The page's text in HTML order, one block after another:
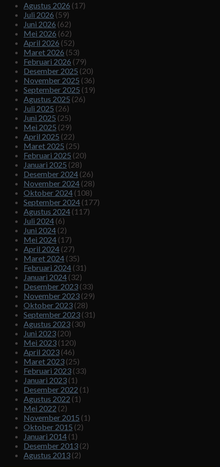
Agustus 2026 (17)
Juli 2026 (59)
Juni 2026 (62)
Mei 2026 (62)
April 2026 (52)
Maret 2026 (53)
Februari 2026 (79)
Desember 2025 (20)
November 2025 (36)
September 2025 (19)
Agustus 2025 (26)
Juli 2025 (26)
Juni 2025 (25)
Mei 2025 (29)
April 2025 (22)
Maret 2025 (25)
Februari 2025 (20)
Januari 2025 (28)
Desember 2024 (26)
November 2024 (28)
Oktober 2024 (108)
September 2024 (177)
Agustus 2024 (117)
Juli 2024 (6)
Juni 2024 (2)
Mei 2024 (17)
April 2024 (27)
Maret 2024 (35)
Februari 2024 (31)
Januari 2024 (32)
Desember 2023 (33)
November 2023 (29)
Oktober 2023 (28)
September 2023 (31)
Agustus 2023 (30)
Juni 2023 (20)
Mei 2023 (120)
April 2023 (46)
Maret 2023 (25)
Februari 2023 (33)
Januari 2023 (1)
Desember 2022 (1)
Agustus 2022 (1)
Mei 2022 (2)
November 2015 (1)
Oktober 2015 (2)
Januari 2014 (1)
Desember 2013 (2)
Agustus 2013 (2)